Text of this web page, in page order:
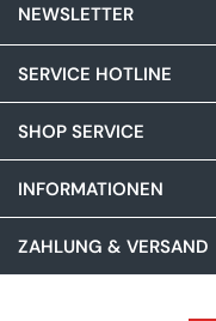
NEWSLETTER
SERVICE HOTLINE
SHOP SERVICE
INFORMATIONEN
ZAHLUNG & VERSAND